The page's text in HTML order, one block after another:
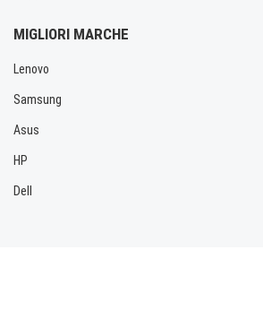
MIGLIORI MARCHE
Lenovo
Samsung
Asus
HP
Dell